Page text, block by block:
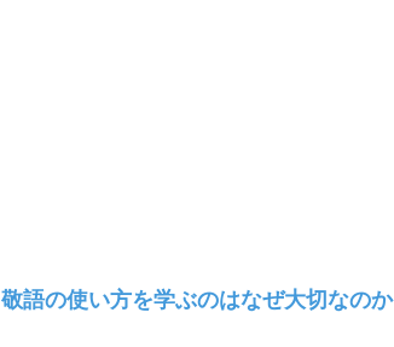
敬語の使い方を学ぶのはなぜ大切なのか